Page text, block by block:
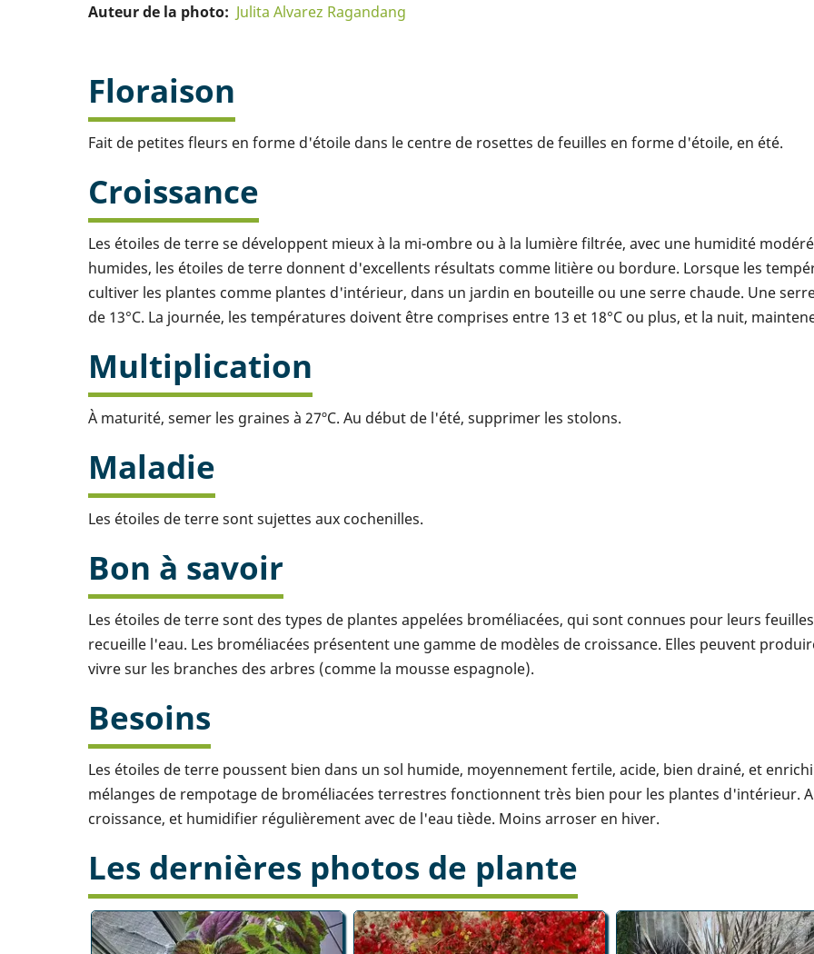
Auteur de la photo Julita Alvarez Ragandang
Floraison
Fait de petites fleurs en forme d'étoile dans le centre de rosettes de feuilles en forme d'étoile, en été.
Croissance
Les étoiles de terre se développent mieux à la mi-ombre ou à la lumière filtrée, avec une humidité
humides, les étoiles de terre donnent d'excellents résultats comme litière ou bordure. Lorsque les
cultiver les plantes comme plantes d'intérieur, dans un jardin en bouteille ou une serre chaude. Une
de 13°C. La journée, les températures doivent être comprises entre 13 et 18°C ou plus, et la nuit,
Multiplication
À maturité, semer les graines à 27ºC. Au début de l'été, supprimer les stolons.
Maladie
Les étoiles de terre sont sujettes aux cochenilles.
Bon à savoir
Les étoiles de terre sont des types de plantes appelées broméliacées, qui sont connues pour leurs
recueille l'eau. Les broméliacées présentent une gamme de modèles de croissance. Elles peuvent
vivre sur les branches des arbres (comme la mousse espagnole).
Besoins
Les étoiles de terre poussent bien dans un sol humide, moyennement fertile, acide, bien drainé, et
mélanges de rempotage de broméliacées terrestres fonctionnent très bien pour les plantes d'intérieur.
croissance, et humidifier régulièrement avec de l'eau tiède. Moins arroser en hiver.
Les dernières photos de plante